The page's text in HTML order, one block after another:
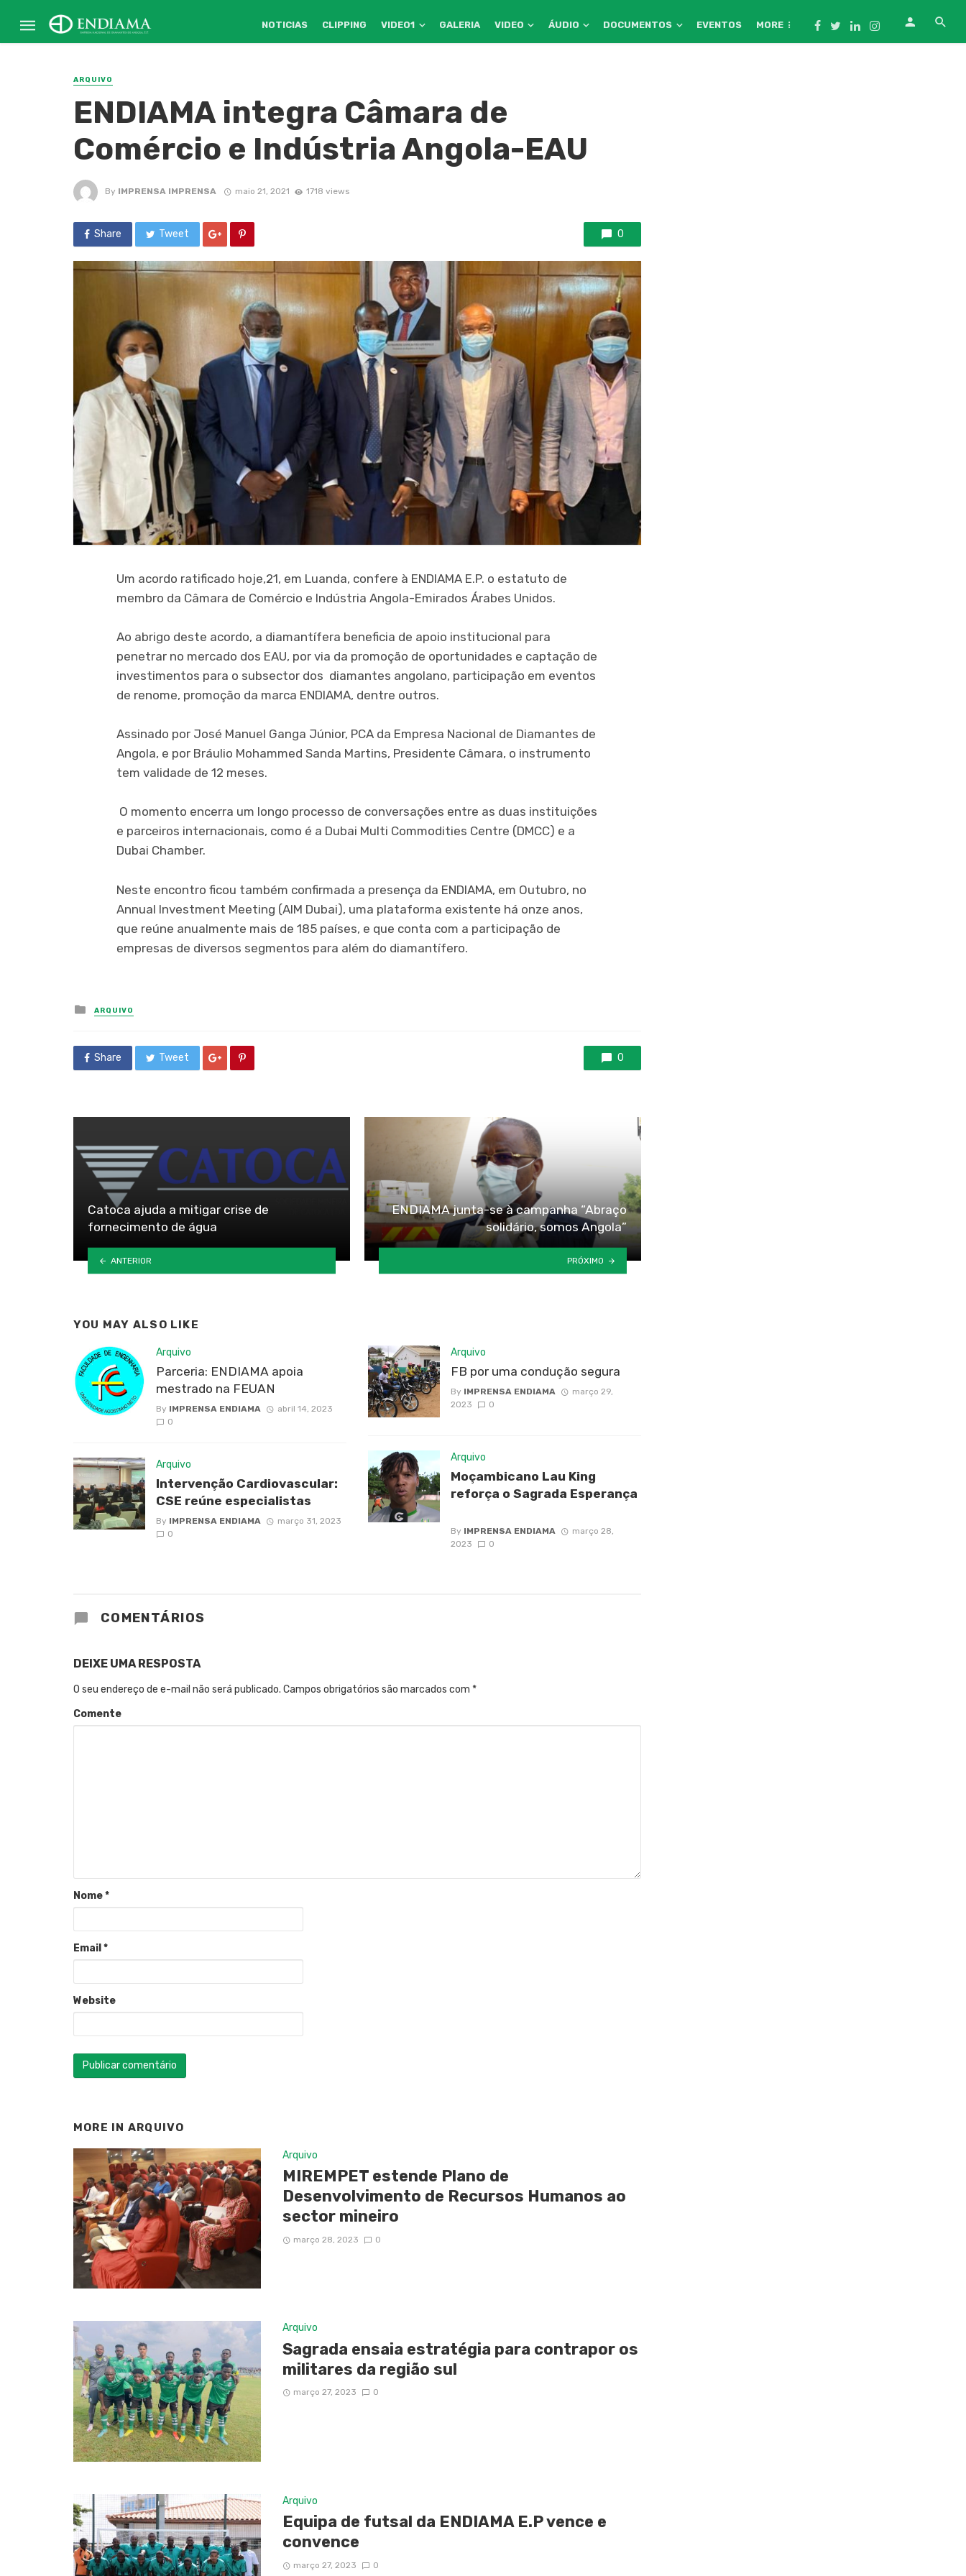
NOTICIAS CLIPPING VIDEO1 GALERIA VIDEO ÁUDIO DOCUMENTOS EVENTOS MORE
ARQUIVO
ENDIAMA integra Câmara de
Comércio e Indústria Angola-EAU
By IMPRENSA IMPRENSA maio 21, 2021 1718 views
Share Tweet 0
Um acordo ratificado hoje,21, em Luanda, confere à ENDIAMA E.P. o estatuto de
membro da Câmara de Comércio e Indústria Angola-Emirados Árabes Unidos.
Ao abrigo deste acordo, a diamantífera beneficia de apoio institucional para
penetrar no mercado dos EAU, por via da promoção de oportunidades e captação de
investimentos para o subsector dos diamantes angolano, participação em eventos
de renome, promoção da marca ENDIAMA, dentre outros.
Assinado por José Manuel Ganga Júnior, PCA da Empresa Nacional de Diamantes de
Angola, e por Bráulio Mohammed Sanda Martins, Presidente Câmara, o instrumento
tem validade de 12 meses.
O momento encerra um longo processo de conversações entre as duas instituições
e parceiros internacionais, como é a Dubai Multi Commodities Centre (DMCC) e a
Dubai Chamber.
Neste encontro ficou também confirmada a presença da ENDIAMA, em Outubro, no
Annual Investment Meeting (AIM Dubai), uma plataforma existente há onze anos,
que reúne anualmente mais de 185 países, e que conta com a participação de
empresas de diversos segmentos para além do diamantífero.
Posted
in
ARQUIVO
Share Tweet 0
Catoca ajuda a mitigar crise de
fornecimento de água
ANTERIOR
ENDIAMA junta-se à campanha “Abraço
solidário, somos Angola”
PRÓXIMO
YOU MAY ALSO LIKE
Arquivo
Parceria: ENDIAMA apoia
mestrado na FEUAN
By IMPRENSA ENDIAMA
abril 14, 2023
0
Arquivo
Intervenção Cardiovascular:
CSE reúne especialistas
By IMPRENSA ENDIAMA
março 31, 2023
0
Arquivo
FB por uma condução segura
By IMPRENSA ENDIAMA
março 29,
2023
0
Arquivo
Moçambicano Lau King
reforça o Sagrada Esperança
By IMPRENSA ENDIAMA
março 28,
2023
0
COMENTÁRIOS
DEIXE UMA RESPOSTA
O seu endereço de e-mail não será publicado. Campos obrigatórios são marcados com *
Comente
Nome*
Email *
Website
MORE IN ARQUIVO
Arquivo
MIREMPET estende Plano de
Desenvolvimento de Recursos Humanos ao
sector mineiro
março 28, 2023 0
Arquivo
Sagrada ensaia estratégia para contrapor os
militares da região sul
março 27, 2023 0
Arquivo
Equipa de futsal da ENDIAMA E.P vence e
convence
março 27, 2023 0